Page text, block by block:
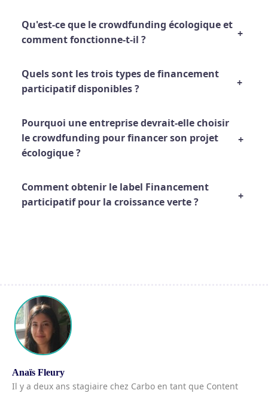
Qu'est-ce que le crowdfunding écologique et
comment fonctionne-t-il ?
Quels sont les trois types de financement
participatif disponibles ?
Pourquoi une entreprise devrait-elle choisir
le crowdfunding pour financer son projet
écologique ?
Comment obtenir le label Financement
participatif pour la croissance verte ?
Anaïs Fleury
Il y a deux ans stagiaire chez Carbo en tant que Content